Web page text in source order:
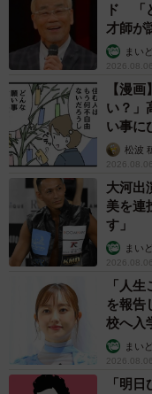
ド 「
才師が
まい
2026.08.06
【漫
い？」
い事に
松波
2026.08.06
大河出
美を連
す」
まい
2026.08.06
「人
を報告
校へ入
まい
2026.08.06
「明